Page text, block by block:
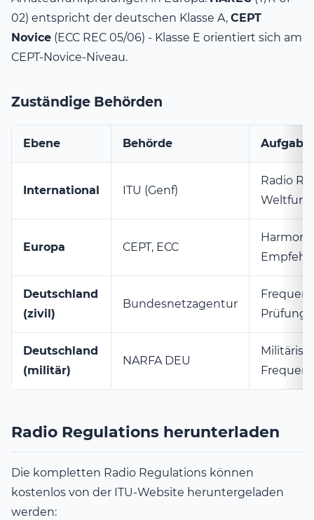
02) entspricht der deutschen Klasse A, CEPT
Novice (ECC REC 05/06) - Klasse E orientiert sich am
CEPT-Novice-Niveau.
Zuständige Behörden
Ebene Behörde Aufgabe
International ITU (Genf)
Radio
Europa CEPT, ECC
Deutschland
(zivil)
Bundesnetzagentur
Deutschland
(militär)
NARFA DEU
Radio Regulations herunterladen
Die kompletten Radio Regulations können
kostenlos von der ITU-Website heruntergeladen
werden: